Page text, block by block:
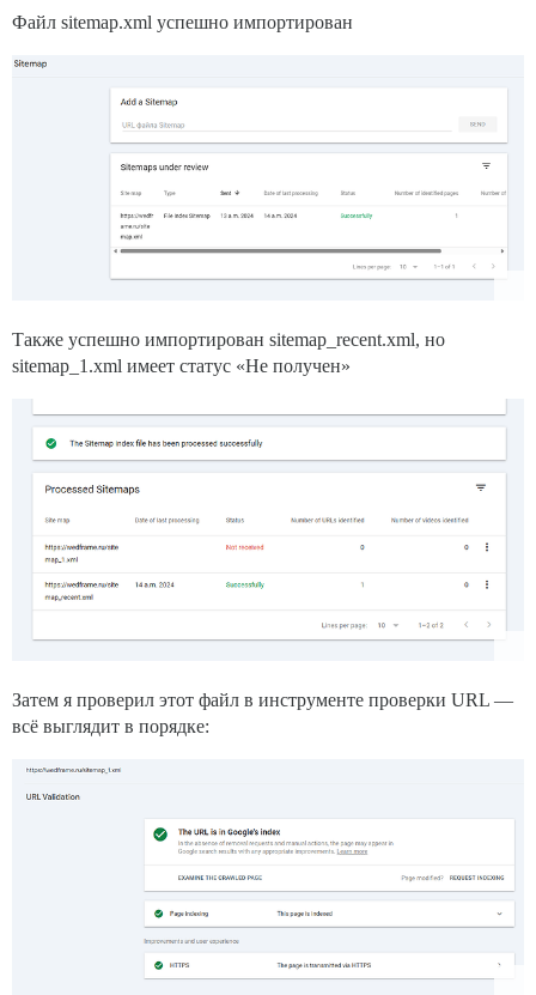
Файл sitemap.xml успешно импортирован
Также успешно импортирован sitemap_recent.xml, но
sitemap_1.xml имеет статус «Не получен»
Затем я проверил этот файл в инструменте проверки URL —
всё выглядит в порядке: